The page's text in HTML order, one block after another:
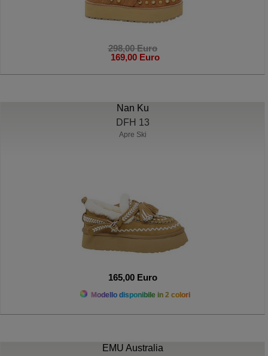
298,00 Euro
169,00 Euro
Nan Ku
DFH 13
Apre Ski
165,00 Euro
Modello disponibile in 2 colori
EMU Australia